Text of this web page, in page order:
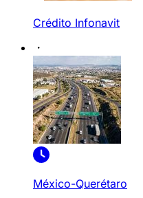
Crédito Infonavit
México-Querétaro